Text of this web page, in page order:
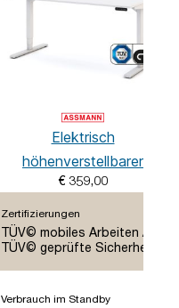
Elektrisch
höhenverstellbarer
Schreibtisch Y-Line
€ 359,00
Zertifizierungen
TÜV© mobiles Arbeiten /
TÜV© geprüfte Sicherheit
Verbrauch im Standby